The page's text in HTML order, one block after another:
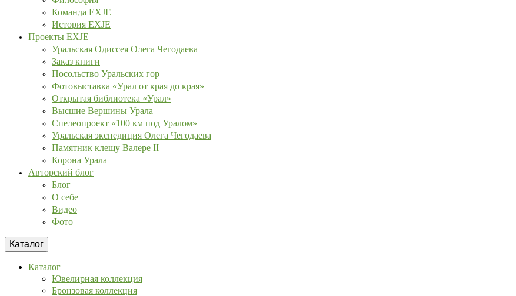
Команда EXJE
История EXJE
Проекты EXJE
Уральская Одиссея Олега Чегодаева
Заказ книги
Посольство Уральских гор
Фотовыставка «Урал от края до края»
Открытая библиотека «Урал»
Высшие Вершины Урала
Спелеопроект «100 км под Уралом»
Уральская экспедиция Олега Чегодаева
Памятник клещу Валере II
Корона Урала
Авторский блог
Блог
О себе
Видео
Фото
Каталог
Каталог
Ювелирная коллекция
Бронзовая коллекция